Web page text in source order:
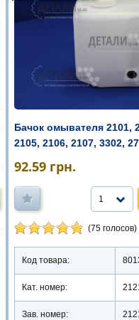
Бачок омывателя 2101,
2105, 2106, 2107, 3302,
92.59 грн.
1
(75 голосов)
Код товара:
Кат. номер:
Зав. номер: